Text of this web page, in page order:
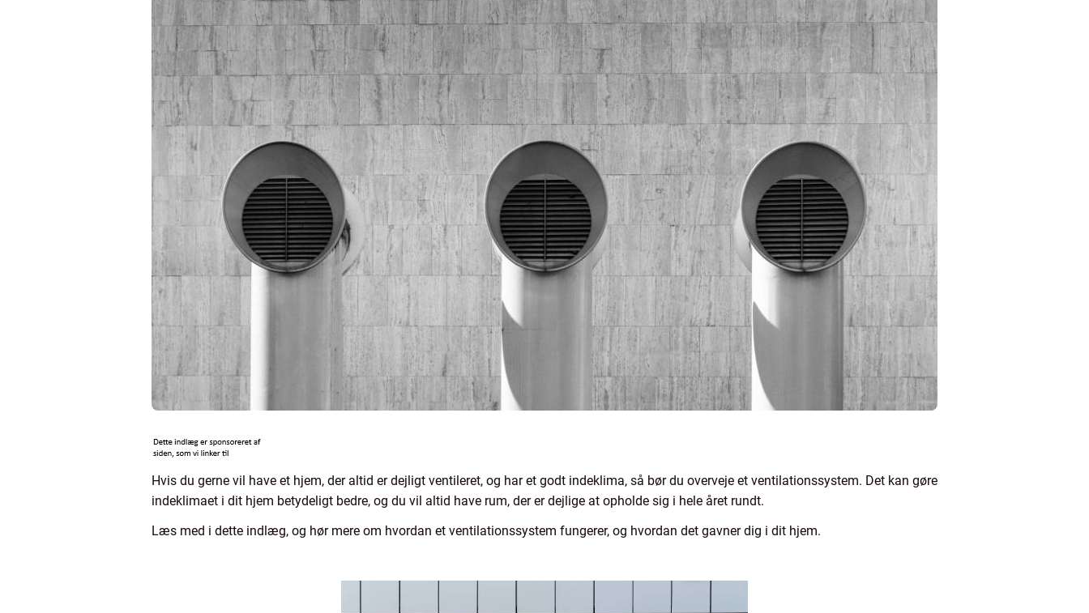
Hvis du gerne vil have et hjem, der altid er dejligt ventileret, og har et godt indeklima, så bør du overveje et ventilationssystem. Det kan gøre
indeklimaet i dit hjem betydeligt bedre, og du vil altid have rum, der er dejlige at opholde sig i hele året rundt.
Læs med i dette indlæg, og hør mere om hvordan et ventilationssystem fungerer, og hvordan det gavner dig i dit hjem.